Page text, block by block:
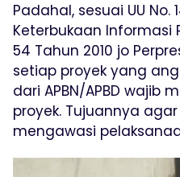
Padahal, sesuai UU
Keterbukaan Informasi
54 Tahun 2010 jo
setiap proyek yang
dari APBN/APBD wajib
proyek. Tujuannya
mengawasi